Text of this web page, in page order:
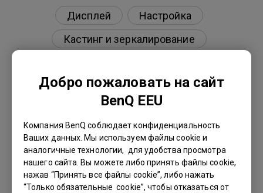
Добро пожаловать на сайт
BenQ EEU
Компания BenQ соблюдает конфиденциальность
Ваших данных. Мы используем файлы cookie и
аналогичные технологии, для удобства просмотра
нашего сайта. Вы можете либо принять файлы cookie,
нажав “Принять все файлы cookie”, либо нажать
“Только обязательные cookie”, чтобы отказаться от
Дисплей
Настройка
Кастинг и зеркалирование
Есть ли проектор, поддерживающий
просмотр фильмов Blu-ray 3D в пассивных
поляризованных очках, как на моем
телевизоре?